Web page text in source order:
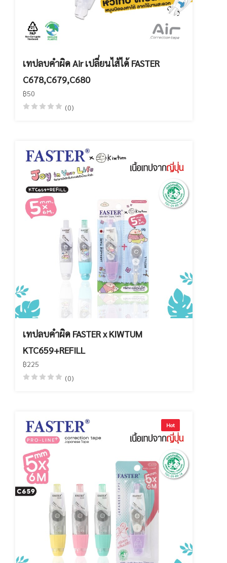
เทปลบคำผิด Air เปลี่ยนไส้ได้ FASTER
C678,C679,C680
฿50
(0)
เทปลบคำผิด FASTER x KIWTUM
KTC659+REFILL
฿225
(0)
Hot